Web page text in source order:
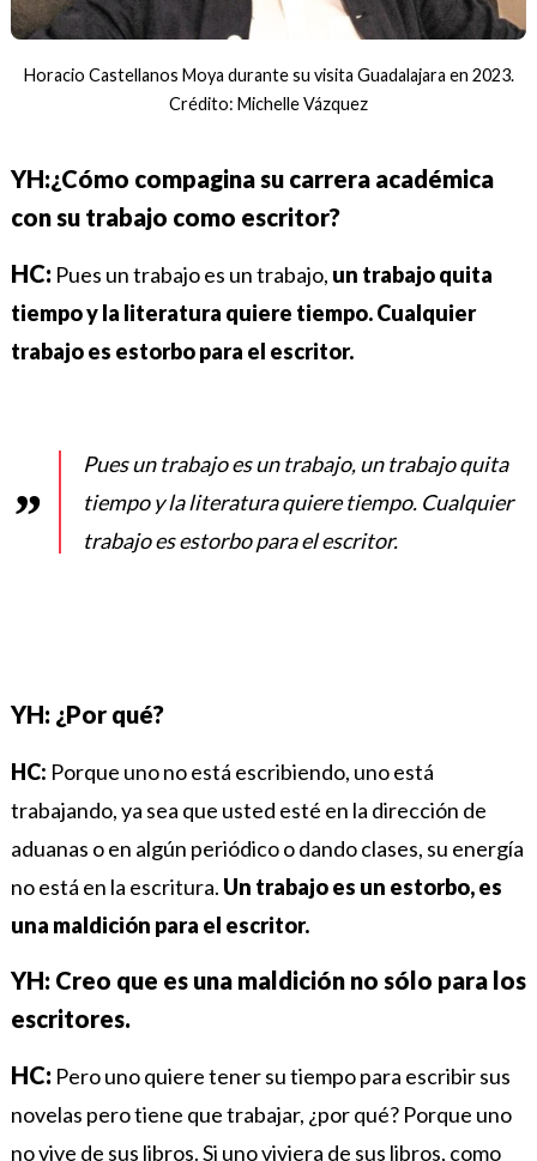
Horacio Castellanos Moya durante su visita Guadalajara en 2023.
Crédito: Michelle Vázquez
YH:¿Cómo compagina su carrera académica
con su trabajo como escritor?
HC: Pues un trabajo es un trabajo, un trabajo quita
tiempo y la literatura quiere tiempo.Cualquier
trabajo es estorbo para el escritor.
Pues un trabajo es un trabajo, un trabajo quita
tiempo y la literatura quiere tiempo. Cualquier
trabajo es estorbo para el escritor.
YH: ¿Por qué?
HC: Porque uno no está escribiendo, uno está
trabajando, ya sea que usted esté en la dirección de
aduanas o en algún periódico o dando clases, su energía
no está en la escritura. Un trabajo es un estorbo, es
una maldición para el escritor.
YH: Creo que es una maldición no sólo para los
escritores.
HC: Pero uno quiere tener su tiempo para escribir sus
novelas pero tiene que trabajar, ¿por qué? Porque uno
no vive de sus libros. Si uno viviera de sus libros, como